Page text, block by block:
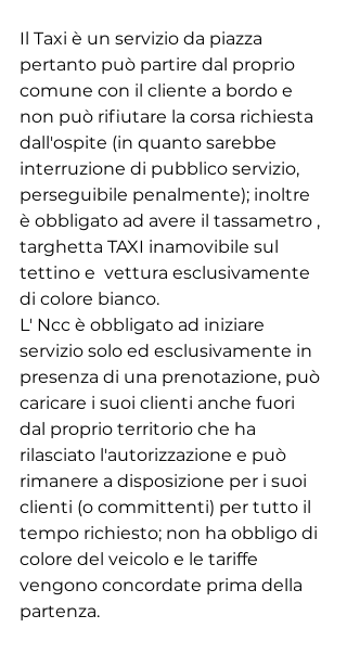
Il Taxi è un servizio da piazza
pertanto può partire dal proprio
comune con il cliente a bordo e
non può rifiutare la corsa richiesta
dall'ospite (in quanto sarebbe
interruzione di pubblico servizio,
perseguibile penalmente); inoltre
è obbligato ad avere il tassametro ,
targhetta TAXI inamovibile sul
tettino e  vettura esclusivamente
di colore bianco.
L' Ncc è obbligato ad iniziare
servizio solo ed esclusivamente in
presenza di una prenotazione, può
caricare i suoi clienti anche fuori
dal proprio territorio che ha
rilasciato l'autorizzazione e può
rimanere a disposizione per i suoi
clienti (o committenti) per tutto il
tempo richiesto; non ha obbligo di
colore del veicolo e le tariffe
vengono concordate prima della
partenza.